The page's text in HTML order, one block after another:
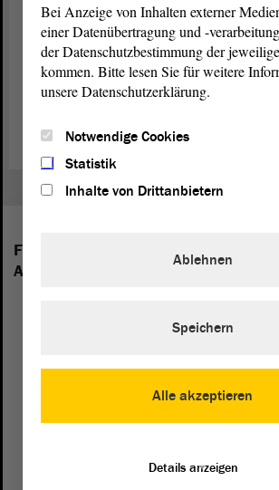
Zum Gesetzentwurf der Fraktionen von
(PDF)
Zum Änderungsantrag der Fraktion
Folgende Fraktionen sind im
Anhalt vertreten:
Bei Anzeige von Inhalten externer
einer Datenübertragung und -
der Datenschutzbestimmung der
kommen. Bitte lesen Sie für weitere
unsere Datenschutzerklärung.
Notwendige Cookies
Statistik
Inhalte von Drittanbietern
Alle akzeptieren
Ablehnen
Speichern
Details anzeigen